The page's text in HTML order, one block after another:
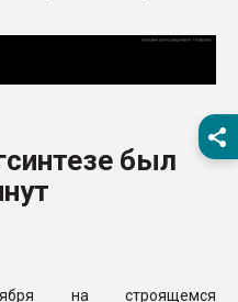
28.07.2026
28.07.2026был
на строящемся